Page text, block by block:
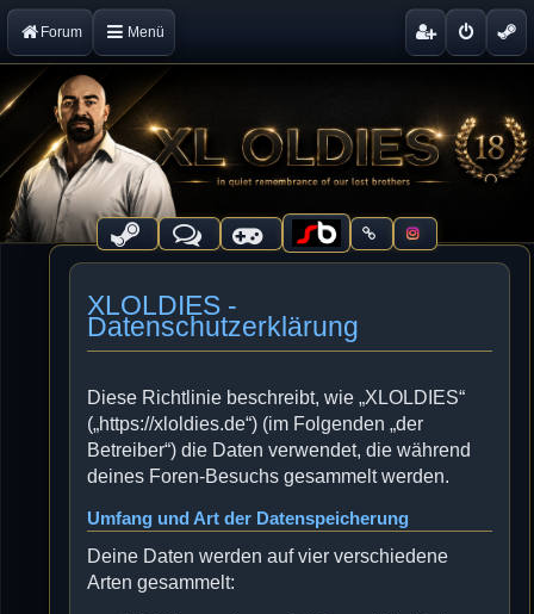
Forum Menü
XLOLDIES -
Datenschutzerklärung
Diese Richtlinie beschreibt, wie „XLOLDIES“
(„https://xloldies.de“) (im Folgenden „der
Betreiber“) die Daten verwendet, die während
deines Foren-Besuchs gesammelt werden.
Umfang und Art der Datenspeicherung
Deine Daten werden auf vier verschiedene
Arten gesammelt: